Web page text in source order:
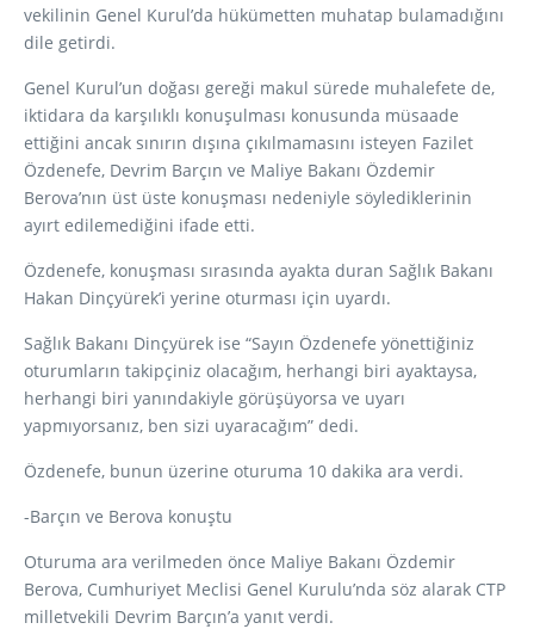
vekilinin Genel Kurul’da hükümetten muhatap bulamadığını
dile getirdi.
Genel Kurul’un doğası gereği makul sürede muhalefete de,
iktidara da karşılıklı konuşulması konusunda müsaade
ettiğini ancak sınırın dışına çıkılmamasını isteyen Fazilet
Özdenefe, Devrim Barçın ve Maliye Bakanı Özdemir
Berova’nın üst üste konuşması nedeniyle söylediklerinin
ayırt edilemediğini ifade etti.
Özdenefe, konuşması sırasında ayakta duran Sağlık Bakanı
Hakan Dinçyürek’i yerine oturması için uyardı.
Sağlık Bakanı Dinçyürek ise “Sayın Özdenefe yönettiğiniz
oturumların takipçiniz olacağım, herhangi biri ayaktaysa,
herhangi biri yanındakiyle görüşüyorsa ve uyarı
yapmıyorsanız, ben sizi uyaracağım” dedi.
Özdenefe, bunun üzerine oturuma 10 dakika ara verdi.
-Barçın ve Berova konuştu
Oturuma ara verilmeden önce Maliye Bakanı Özdemir
Berova, Cumhuriyet Meclisi Genel Kurulu’nda söz alarak CTP
milletvekili Devrim Barçın’a yanıt verdi.